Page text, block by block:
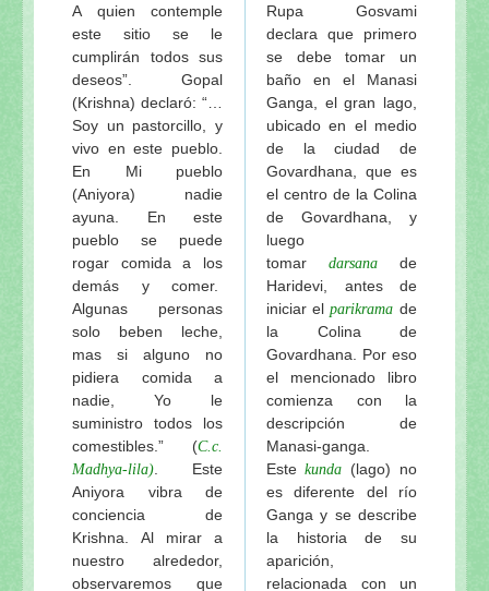
A quien contemple
este sitio se le
cumplirán todos sus
deseos”. Gopal
(Krishna) declaró: “…
Soy un pastorcillo, y
vivo en este pueblo.
En Mi pueblo
(Aniyora) nadie
ayuna. En este
pueblo se puede
rogar comida a los
demás y comer.
Algunas personas
solo beben leche,
mas si alguno no
pidiera comida a
nadie, Yo le
suministro todos los
comestibles.” (C.c.
Madhya-lila) . Este
Aniyora vibra de
conciencia de
Krishna. Al mirar a
nuestro alrededor,
observaremos que
Rupa Gosvami
declara que primero
se debe tomar un
baño en el Manasi
Ganga, el gran lago,
ubicado en el medio
de la ciudad de
Govardhana, que es
el centro de la Colina
de Govardhana, y
luego
tomar darsana de
Haridevi, antes de
iniciar el parikrama de
la Colina de
Govardhana. Por eso
el mencionado libro
comienza con la
descripción de
Manasi-ganga.
Este kunda (lago) no
es diferente del río
Ganga y se describe
la historia de su
aparición,
relacionada con un